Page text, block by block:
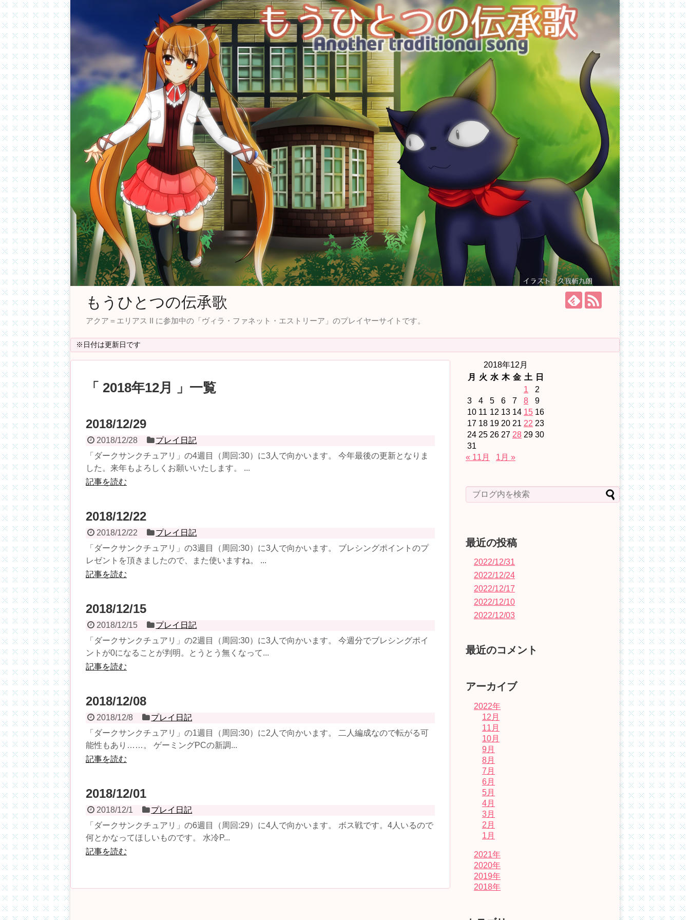
もうひとつの伝承歌
アクア＝エリアス II に参加中の「ヴィラ・ファネット・エストリーア」のプレイヤーサイトです。
※日付は更新日です
「 2018年12月 」一覧
2018/12/29
2018/12/28
プレイ日記
「ダークサンクチュアリ」の4週目（周回:30）に3人で向かいます。 今年最後の更新となりま
した。来年もよろしくお願いいたします。 ...
記事を読む
2018/12/22
2018/12/22
プレイ日記
「ダークサンクチュアリ」の3週目（周回:30）に3人で向かいます。 ブレシングポイントのプ
レゼントを頂きましたので、また使いますね。 ...
記事を読む
2018/12/15
2018/12/15
プレイ日記
「ダークサンクチュアリ」の2週目（周回:30）に3人で向かいます。 今週分でブレシングポイ
ントが0になることが判明。とうとう無くなって...
記事を読む
2018/12/08
2018/12/8
プレイ日記
「ダークサンクチュアリ」の1週目（周回:30）に2人で向かいます。 二人編成なので転がる可
能性もあり……。 ゲーミングPCの新調...
記事を読む
2018/12/01
2018/12/1
プレイ日記
「ダークサンクチュアリ」の6週目（周回:29）に4人で向かいます。 ボス戦です。4人いるので
何とかなってほしいものです。 水冷P...
記事を読む
2018年12月
月
火 水 木 金 土
日
1
2
3
4 5 6 7 8
9
10 11 12 13 14 15 16
17 18 19 20 21 22 23
24 25 26 27 28 29 30
31
« 11月
1月 »
最近の投稿
2022/12/31
2022/12/24
2022/12/17
2022/12/10
2022/12/03
最近のコメント
アーカイブ
2022年
12月
11月
10月
9月
8月
7月
6月
5月
4月
3月
2月
1月
2021年
2020年
2019年
2018年